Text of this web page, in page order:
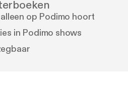
op Podimo hoort
in Podimo shows